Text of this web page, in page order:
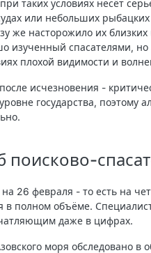
таких условиях несёт
или небольших
же насторожило их
изученный спасателями,
плохой видимости и
исчезновения -
государства, поэтому
поисково-
26 февраля - то есть на
в полном объёме.
даже в цифрах.
моря обследовано